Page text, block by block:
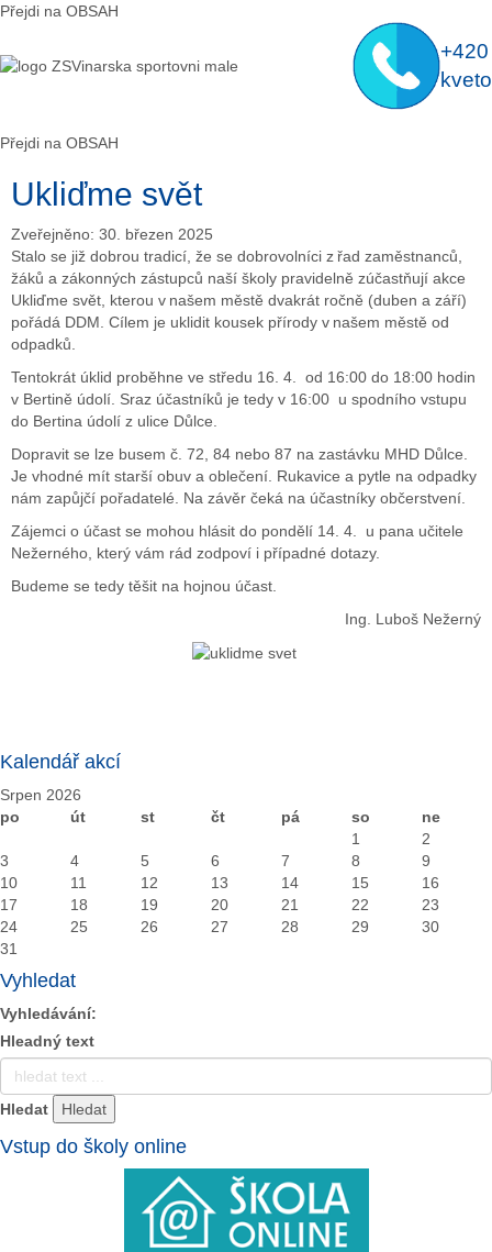
Přejdi na OBSAH
Přejdi na OBSAH
Ukliďme svět
Zveřejněno: 30. březen 2025
Stalo se již dobrou tradicí, že se dobrovolníci z řad zaměstnanců,
žáků a zákonných zástupců naší školy pravidelně zúčastňují akce
Ukliďme svět , kterou v našem městě dvakrát ročně (duben a září)
pořádá DDM. Cílem je uklidit kousek přírody v našem městě od
odpadků.
Tentokrát úklid proběhne ve středu 16. 4. od 16:00 do 18:00 hodin
v Bertině údolí. Sraz účastníků je tedy v 16:00 u spodního vstupu
do Bertina údolí z ulice Důlce.
Dopravit se lze busem č. 72, 84 nebo 87 na zastávku MHD Důlce.
Je vhodné mít starší obuv a oblečení. Rukavice a pytle na odpadky
nám zapůjčí pořadatelé. Na závěr čeká na účastníky občerstvení.
Zájemci o účast se mohou hlásit do pondělí 14. 4. u pana učitele
Nežerného, který vám rád zodpoví i případné dotazy.
Budeme se tedy těšit na hojnou účast.
Ing. Luboš Nežerný
Kalendář akcí
rok
měsíc
rok
měsíc
Srpen 2026
po
út st čt pá so
ne
1
2
3
4 5 6 7 8
9
10
11 12 13 14 15
16
17
18 19 20 21 22
23
24
25 26 27 28 29
30
31
Vyhledat
Vyhledávání:
Hleadný text
Hledat
Vstup do školy online